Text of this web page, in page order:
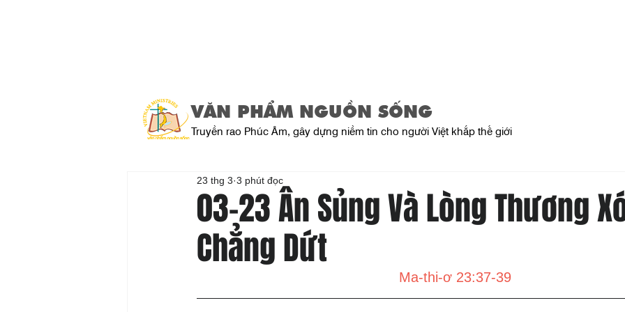
VĂN PHẨM NGUỒN SỐNG
Truyền rao Phúc Âm, gây dựng niềm tin cho người Việt khắp thế giới
03-23 Ân Sủng Và Lòng Thương
Chẳng Dứt
23 thg 3 3 phút đọc
Ma-thi-ơ 23:37-39